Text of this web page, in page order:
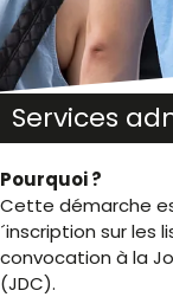
Services
Pourquoi ?
Cette démarche
´inscription sur les
convocation à la
(JDC).